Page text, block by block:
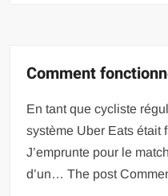
Comment
En tant que cycliste
système Uber Eats était
J’emprunte pour le
d’un… The post